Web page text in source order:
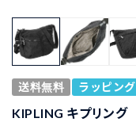
送料無料 ラッピング
KIPLING キプリング